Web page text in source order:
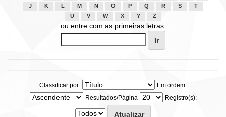
J
K L M N O P Q R S
T
U
V W X Y Z
ou entre com as primeiras letras:
Classificar por:
Em ordem:
Resultados/Página
Registro(s):